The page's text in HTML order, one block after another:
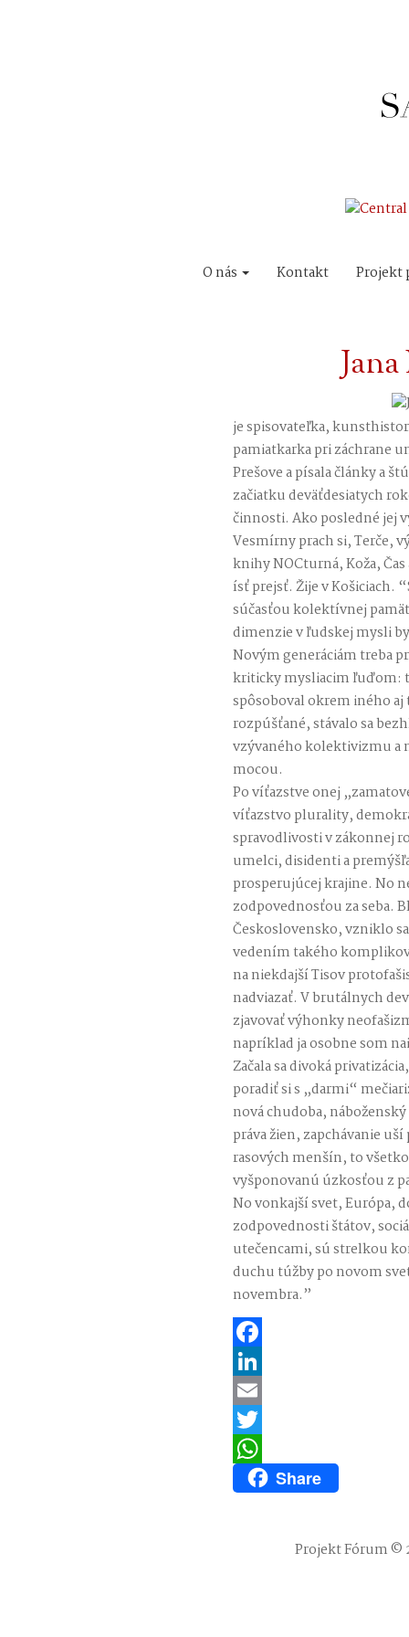
O nás Kontakt Projekt
je spisovateľka,
pamiatkarka pri záchrane
Prešove a písala články a
začiatku deväťdesiatych
činnosti. Ako posledné jej
Vesmírny prach si, Terče,
knihy NOCturná, Koža,
ísť prejsť. Žije v Košiciach.
súčasťou kolektívnej
dimenzie v ľudskej mysli
Novým generáciám treba
kriticky mysliacim ľuďom:
spôsoboval okrem iného aj
rozpúšťané, stávalo sa
vzývaného kolektivizmu a
mocou.
Po víťazstve onej
víťazstvo plurality,
spravodlivosti v zákonnej
umelci, disidenti a
prosperujúcej krajine. No
zodpovednosťou za seba.
Československo, vzniklo
vedením takého
na niekdajší Tisov
nadviazať. V brutálnych
zjavovať výhonky
napríklad ja osobne som
Začala sa divoká
poradiť si s „darmi“
nová chudoba,
práva žien, zapchávanie
rasových menšín, to
vyšponovanú úzkosťou z
No vonkajší svet, Európa,
zodpovednosti štátov,
utečencami, sú strelkou
duchu túžby po novom
novembra.”
Facebook
LinkedIn
Email
Twitter
WhatsAppShare
Projekt Fórum ©